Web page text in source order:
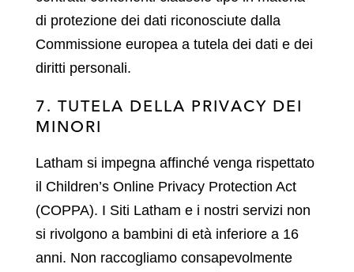
di protezione dei dati riconosciute dalla
Commissione europea a tutela dei dati e dei
diritti personali.
7. TUTELA DELLA PRIVACY DEI
MINORI
Latham si impegna affinché venga rispettato
il Children’s Online Privacy Protection Act
(COPPA). I Siti Latham e i nostri servizi non
si rivolgono a bambini di età inferiore a 16
anni. Non raccogliamo consapevolmente